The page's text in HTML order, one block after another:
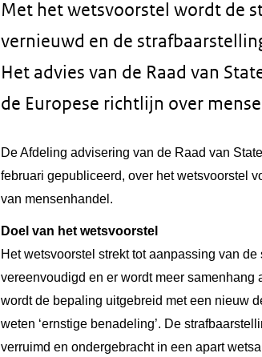
Met het wetsvoorstel wordt de
vernieuwd en de
Het advies van de Raad van
de Europese richtlijn over
De Afdeling advisering van de Raad van
februari gepubliceerd, over het wetsvoorstel
van mensenhandel.
Doel van het wetsvoorstel
Het wetsvoorstel strekt tot aanpassing van
vereenvoudigd en er wordt meer
wordt de bepaling uitgebreid met een nieuw
weten ‘ernstige benadeling’. De
verruimd en ondergebracht in een apart